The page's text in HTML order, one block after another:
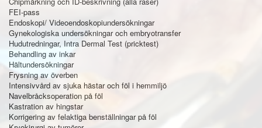
FEI-pass
Endoskopi/ Videoendoskopiundersökningar
Gynekologiska undersökningar och embryotransfer
Hudutredningar, Intra Dermal Test (pricktest)
Behandling av inkar
Hältundersökningar
Frysning av överben
Intensivvård av sjuka hästar och föl i hemmiljö
Navelbråcksoperation på föl
Kastration av hingstar
Korrigering av felaktiga benställningar på föl